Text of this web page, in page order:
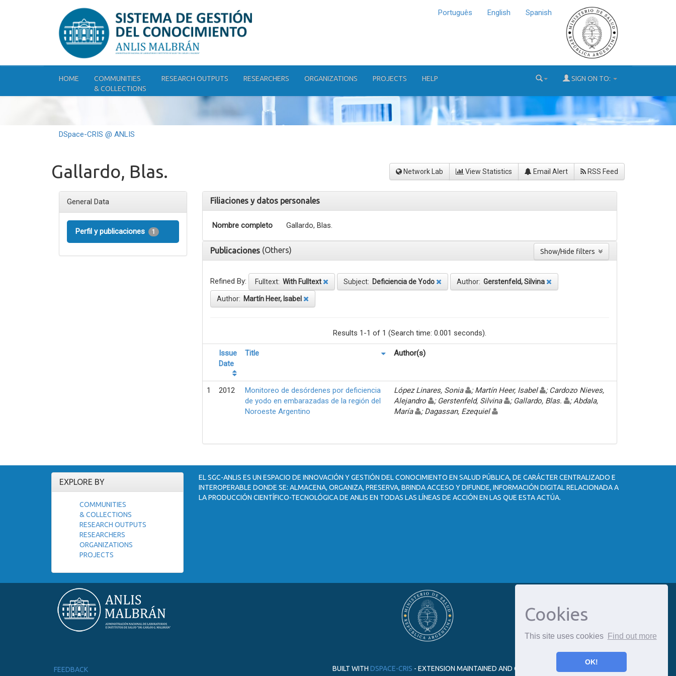
Cookies
This site uses cookies Find out more
OK!
Português English Spanish
HOME
COMMUNITIES
& COLLECTIONS
RESEARCH OUTPUTS RESEARCHERS ORGANIZATIONS PROJECTS HELP SIGN ON TO:
DSpace-CRIS @ ANLIS
Gallardo, Blas. Network Lab View Statistics Email Alert RSS Feed
General Data
Perfil y publicaciones 1
Filiaciones y datos personales
Nombre completo Gallardo, Blas.
Publicaciones (Others)
Refined By: Fulltext: With Fulltext Subject: Deficiencia de Yodo Author: Gerstenfeld, Silvina
Author: Martín Heer, Isabel
Results 1-1 of 1 (Search time: 0.001 seconds).
Issue
Date
Title Author(s)
1 2012
Monitoreo de desórdenes por deficiencia
de yodo en embarazadas de la región del
Noroeste Argentino
López Linares, Sonia ; Martín Heer, Isabel
; Cardozo Nieves,
Alejandro
; Gerstenfeld, Silvina ; Gallardo, Blas.
; Abdala,
María
; Dagassan, Ezequiel
EXPLORE BY
COMMUNITIES
& COLLECTIONS
RESEARCH OUTPUTS
RESEARCHERS
ORGANIZATIONS
PROJECTS
EL SGC-ANLIS ES UN ESPACIO DE INNOVACIÓN Y GESTIÓN DEL CONOCIMIENTO EN SALUD PÚBLICA, DE CARÁCTER CENTRALIZADO E
INTEROPERABLE DONDE SE: ALMACENA, ORGANIZA, PRESERVA, BRINDA ACCESO Y DIFUNDE, INFORMACIÓN DIGITAL RELACIONADA A
LA PRODUCCIÓN CIENTÍFICO-TECNOLÓGICA DE ANLIS EN TODAS LAS LÍNEAS DE ACCIÓN EN LAS QUE ESTA ACTÚA.
FEEDBACK BUILT WITH DSPACE-CRIS - EXTENSION MAINTAINED AND OPTIMIZED BY